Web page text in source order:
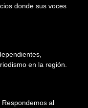
donde sus voces
en la región.
al